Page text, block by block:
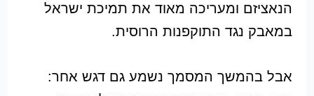
הנאציזם ומעריכה מאוד את תמיכת ישראל
במאבק נגד התוקפנות הרוסית.
אבל בהמשך המסמך נשמע גם דגש אחר: